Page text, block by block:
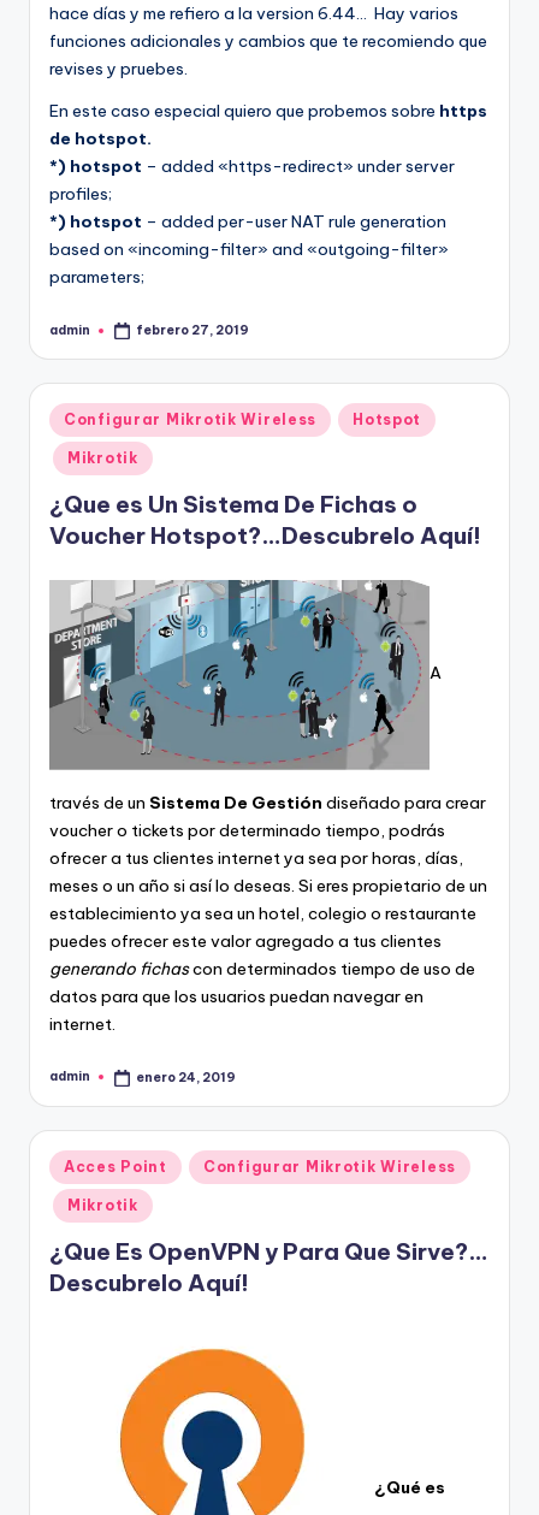
hace días y me refiero a la version 6.44… Hay varios
funciones adicionales y cambios que te recomiendo que
revises y pruebes.
En este caso especial quiero que probemos sobre https
de hotspot.
*) hotspot – added «https-redirect» under server
profiles;
*) hotspot – added per-user NAT rule generation
based on «incoming-filter» and «outgoing-filter»
parameters;
Publicado
admin febrero 27, 2019
Publicado
en
Configurar Mikrotik Wireless Hotspot
Mikrotik
¿Que es Un Sistema De Fichas o
Voucher Hotspot?…Descubrelo Aquí!
A
través de un Sistema De Gestión diseñado para crear
voucher o tickets por determinado tiempo, podrás
ofrecer a tus clientes internet ya sea por horas, días,
meses o un año si así lo deseas. Si eres propietario de un
establecimiento ya sea un hotel, colegio o restaurante
puedes ofrecer este valor agregado a tus clientes
generando fichascon determinados tiempo de uso de
datos para que los usuarios puedan navegar en
internet.
Publicado
admin enero 24, 2019
Publicado
en
Acces Point Configurar Mikrotik Wireless
Mikrotik
¿Que Es OpenVPN y Para Que Sirve?…
Descubrelo Aquí!
¿Qué es